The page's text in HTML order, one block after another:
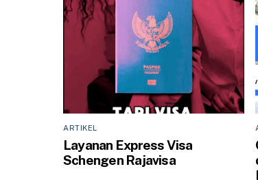
ARTIKEL
Layanan Express Visa
Schengen Rajavisa